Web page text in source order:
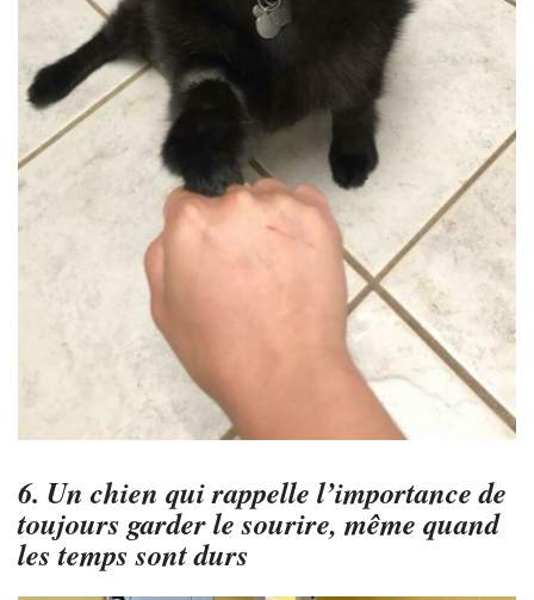
6. Un chien qui rappelle l’importance de
toujours garder le sourire, même quand
les temps sont durs